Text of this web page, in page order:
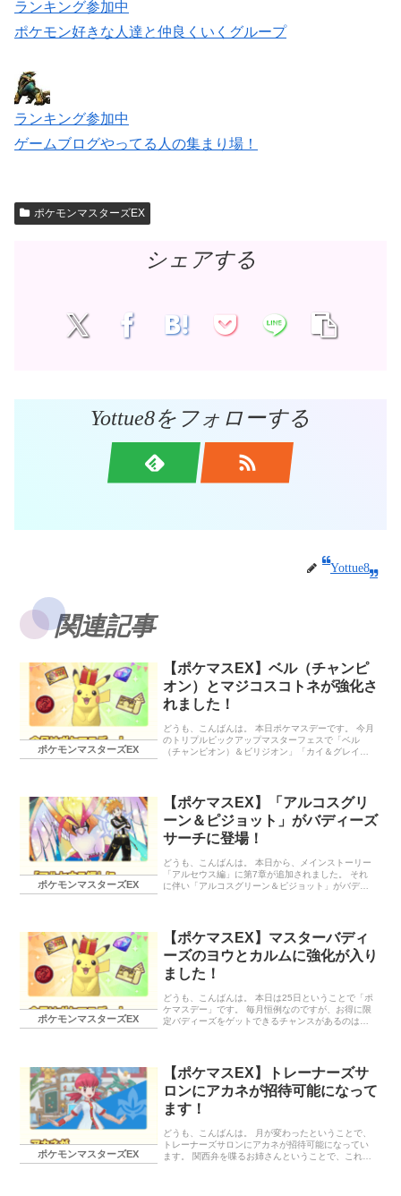
ランキング参加中
ポケモン好きな人達と仲良くいくグループ
ランキング参加中
ゲームブログやってる人の集まり場！
ポケモンマスターズEX
シェアする
Yottue8をフォローする
Yottue8
関連記事
ポケモンマスターズEX
【ポケマスEX】ベル（チャンピ
オン）とマジコスコトネが強化さ
れました！
どうも、こんばんは。 本日ポケマスデーです。 今月
のトリプルピックアップマスターフェスで「ベル
（チャンピオン）＆ビリジオン」「カイ＆グレイシ
トーンボードに新たなパネルが追加されています。
本日開催のイベント 毎月開催特別イベント「ポケマ
スデーを楽しもう！」 今月の強化対象バディーズ
「ベル（チャンピオン）＆ビリジオン」「マジコス
コトネ＆セレビィ」 カガリ＆バクーダ バディーズサ
デー1回限定！「ハッピーBサーチ…
ポケモンマスターズEX
【ポケマスEX】「アルコスグリ
ーン＆ピジョット」がバディーズ
サーチに登場！
どうも、こんばんは。 本日から、メインストーリー
「アルセウス編」に第7章が追加されました。 それ
に伴い「アルコスグリーン＆ピジョット」がバディ
ディーズを出してほしいです。 本日から開催のイベ
ント アルセウス編更新記念「特別バトルイベント」
バディーズサーチ グリーンピックアップアルコスフ
ェス 「アルコスグリーン＆ピジョット」の性能 バデ
ィーズわざ 【雲外蒼天の神技ぼうふう】 わざ 【ぼ
（ゲージ2つ）】 【エア…
ポケモンマスターズEX
【ポケマスEX】マスターバディ
ーズのヨウとカルムに強化が入り
ました！
どうも、こんばんは。 本日は25日ということで「ポ
ケマスデー」です。 毎月恒例なのですが、お得に限
定バディーズをゲットできるチャンスがあるのは嬉
催特別イベント「ポケマスデーを楽しもう」 今月の
強化対象バディーズ 「ヨウ（チャンピオン）＆ネク
ロズマ」「カルム（チャンピオン）＆ゲッコウガ」
ハルカ＆ミズゴロウ バディーズサーチ トリプルピッ
クアップマスターフェス ポケマスデー１回限定！
確定BサーチB」 終わり…
ポケモンマスターズEX
【ポケマスEX】トレーナーズサ
ロンにアカネが招待可能になって
ます！
どうも、こんばんは。 月が変わったということで、
トレーナーズサロンにアカネが招待可能になってい
ます。 関西弁を喋るお姉さんということで、これま